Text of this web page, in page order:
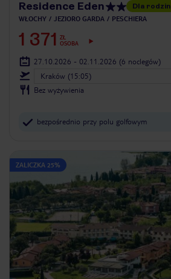
Residence Eden Dla rodzin
WŁOCHY JEZIORO GARDA PESCHIERA
1 371
ZŁ
OSOBA
27.10.2026 - 02.11.2026 (6 noclegów)
Kraków (15:05)
Bez wyżywienia
bezpośrednio przy polu golfowym
ZALICZKA 25%